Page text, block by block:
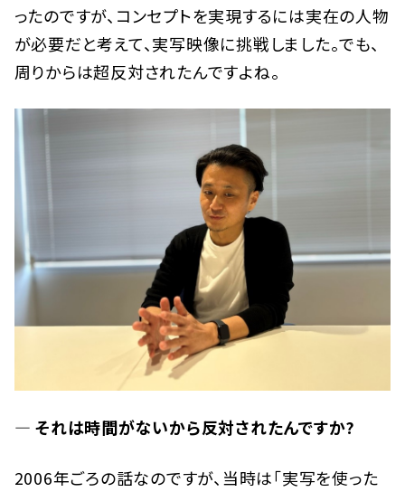
ったのですが、コンセプトを実現するには実在の人物
が必要だと考えて、実写映像に挑戦しました。でも、
周りからは超反対されたんですよね。
— それは時間がないから反対されたんですか?
2006年ごろの話なのですが、当時は「実写を使った